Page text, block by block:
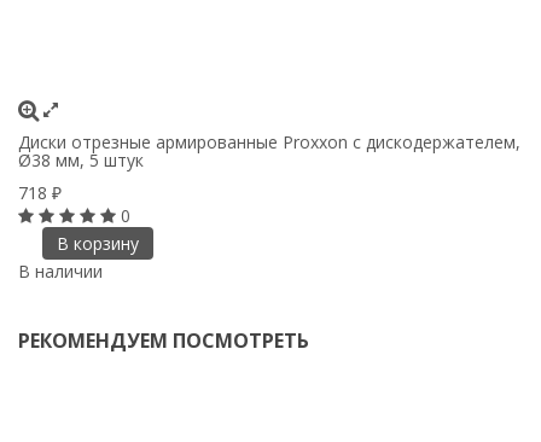
Диски отрезные армированные Proxxon с дискодержателем,
Ø38 мм, 5 штук
718 ₽
0
В корзину
В наличии
РЕКОМЕНДУЕМ ПОСМОТРЕТЬ